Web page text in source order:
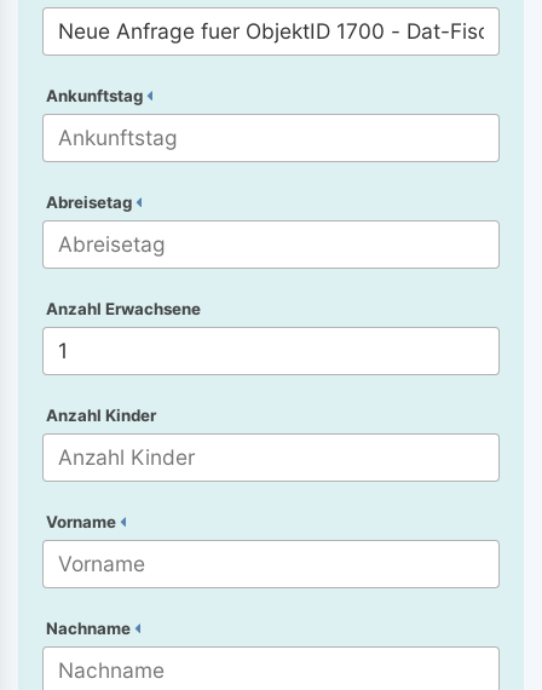
Ankunftstag
Abreisetag
Anzahl Erwachsene
Anzahl Kinder
Vorname
Nachname